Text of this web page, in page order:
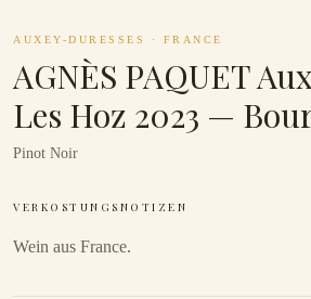
AUXEY-DURESSES · FRANCE
AGNÈS PAQUET
Les Hoz 2023 —
Pinot Noir
VERKOSTUNGSNOTIZEN
Wein aus France.